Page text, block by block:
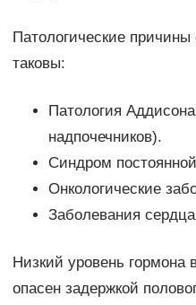
Патологические
таковы:
Патология
надпочечников).
Синдром
Онкологические
Заболевания
Низкий уровень гормона
опасен задержкой